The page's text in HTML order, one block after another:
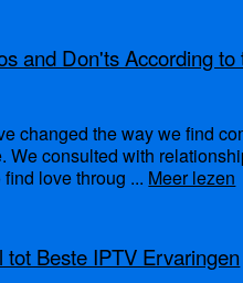
and Don'ts According to
changed the way we find
We consulted with
love throug ... Meer lezen
Beste IPTV Ervaringen